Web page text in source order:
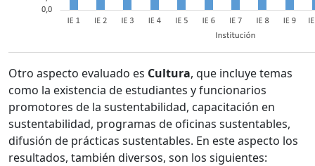
Otro aspecto evaluado es Cultura, que incluye temas
como la existencia de estudiantes y funcionarios
promotores de la sustentabilidad, capacitación en
sustentabilidad, programas de oficinas sustentables,
difusión de prácticas sustentables. En este aspecto los
resultados, también diversos, son los siguientes: